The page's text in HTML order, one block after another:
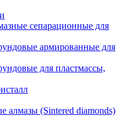
сепарационные для
армированные для
для пластмассы,
алмазы (Sintered diamonds)